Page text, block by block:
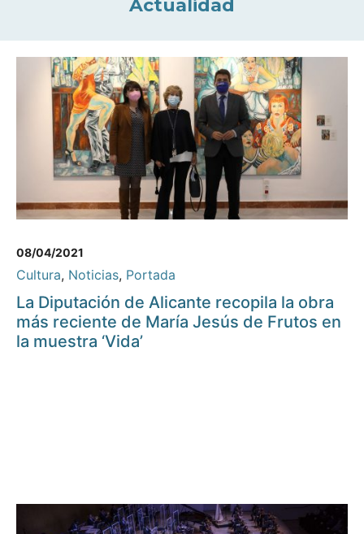
Actualidad
08/04/2021
Cultura, Noticias, Portada
La Diputación de Alicante recopila la obra
más reciente de María Jesús de Frutos en
la muestra ‘Vida’